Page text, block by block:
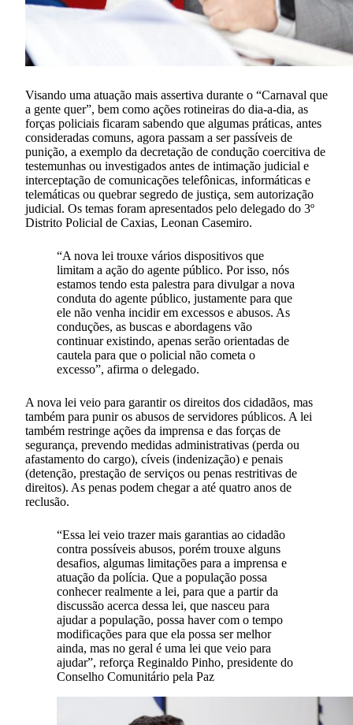
Visando uma atuação mais assertiva durante o “Carnaval que
a gente quer”, bem como ações rotineiras do dia-a-dia, as
forças policiais ficaram sabendo que algumas práticas, antes
consideradas comuns, agora passam a ser passíveis de
punição, a exemplo da decretação de condução coercitiva de
testemunhas ou investigados antes de intimação judicial e
interceptação de comunicações telefônicas, informáticas e
telemáticas ou quebrar segredo de justiça, sem autorização
judicial. Os temas foram apresentados pelo delegado do 3º
Distrito Policial de Caxias, Leonan Casemiro.
“A nova lei trouxe vários dispositivos que
limitam a ação do agente público. Por isso, nós
estamos tendo esta palestra para divulgar a nova
conduta do agente público, justamente para que
ele não venha incidir em excessos e abusos. As
conduções, as buscas e abordagens vão
continuar existindo, apenas serão orientadas de
cautela para que o policial não cometa o
excesso”, afirma o delegado.
A nova lei veio para garantir os direitos dos cidadãos, mas
também para punir os abusos de servidores públicos. A lei
também restringe ações da imprensa e das forças de
segurança, prevendo medidas administrativas (perda ou
afastamento do cargo), cíveis (indenização) e penais
(detenção, prestação de serviços ou penas restritivas de
direitos). As penas podem chegar a até quatro anos de
reclusão.
“Essa lei veio trazer mais garantias ao cidadão
contra possíveis abusos, porém trouxe alguns
desafios, algumas limitações para a imprensa e
atuação da polícia. Que a população possa
conhecer realmente a lei, para que a partir da
discussão acerca dessa lei, que nasceu para
ajudar a população, possa haver com o tempo
modificações para que ela possa ser melhor
ainda, mas no geral é uma lei que veio para
ajudar”, reforça Reginaldo Pinho, presidente do
Conselho Comunitário pela Paz